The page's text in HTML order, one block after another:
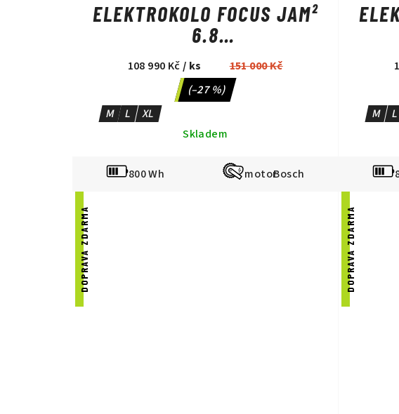
ELEKTROKOLO FOCUS JAM²
6.8
NEPALSILVER/STEELGREY
108 990 Kč/ ks
151 000 Kč
(–27 %)
M
L
XL
Skladem
800 Wh Bosch
M
L
DOPRAVA ZDARMA DOPRAVA ZDARMA